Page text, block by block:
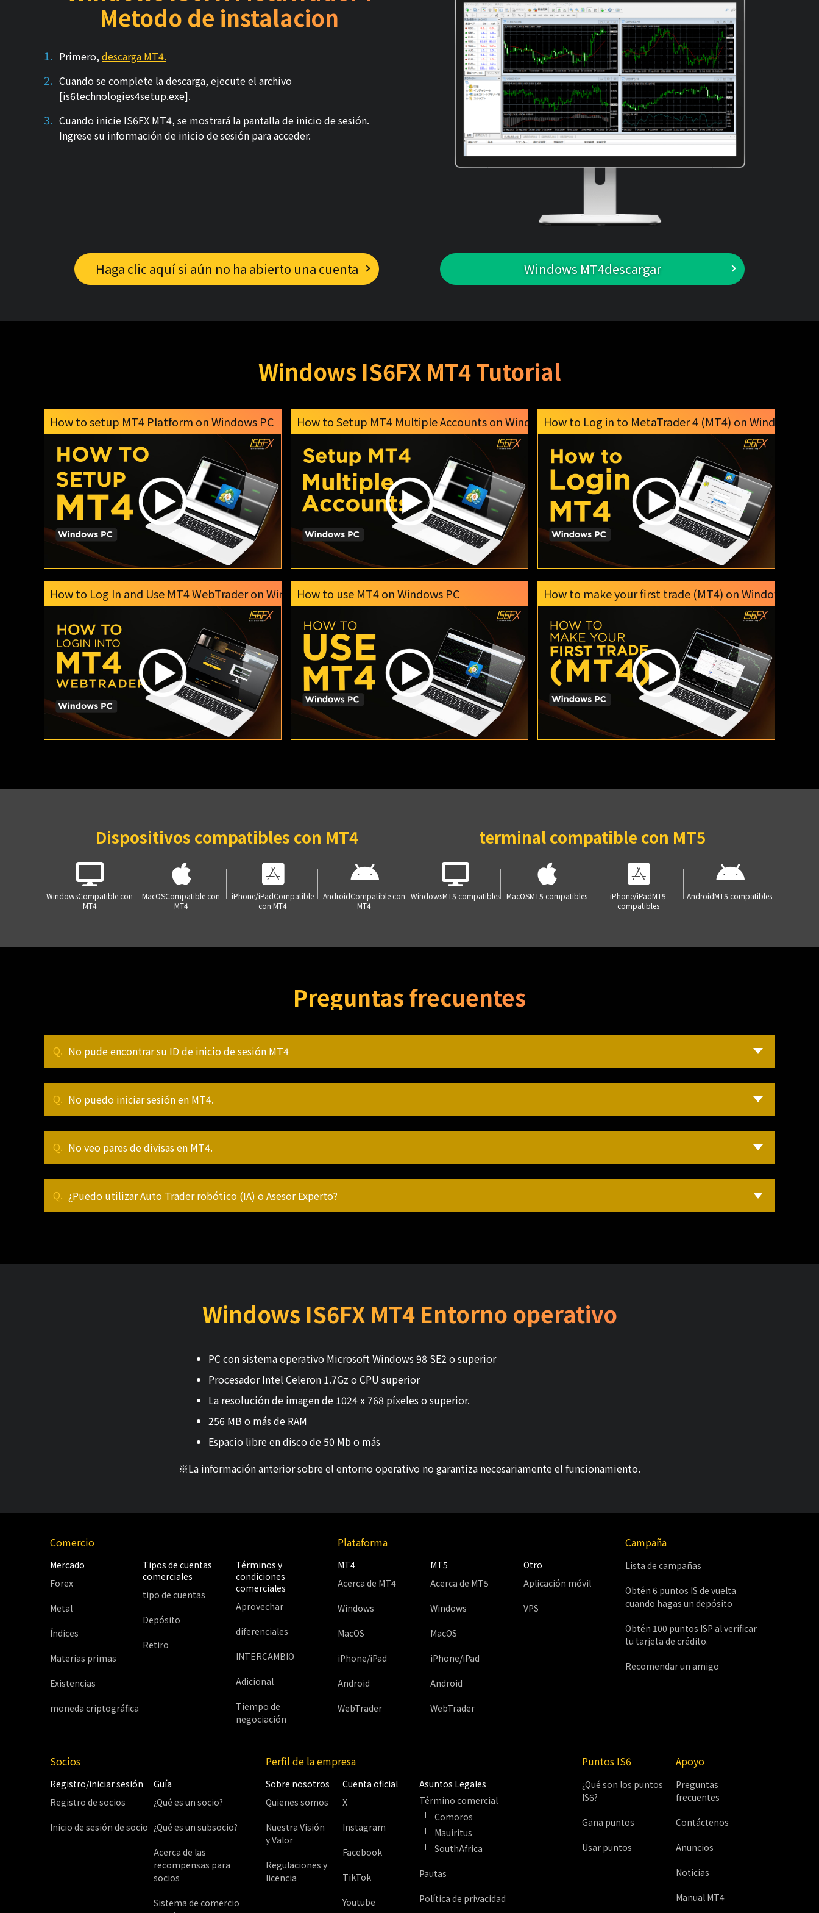
Metodo de instalacion
Primero,descarga MT4.
Cuando se complete la descarga, ejecute el archivo
[is6technologies4setup.exe].
Cuando inicie IS6FX MT4, se mostrará la pantalla de inicio de sesión.
Ingrese su información de inicio de sesión para acceder.
Haga clic aquí si aún no ha abierto una cuenta Windows MT4descargar
Windows IS6FX MT4 Tutorial
How to setup MT4 Platform on Windows PC How to Setup MT4 Multiple Accounts on Windows PCHow to Log in to MetaTrader 4 (MT4) on Windows
How to Log In and Use MT4 WebTrader on Windows PCHow to use MT4 on Windows PC How to make your first trade (MT4) on Windows PC
Dispositivos compatibles con MT4
WindowsCompatible con
MT4
MacOSCompatible con
MT4
iPhone/iPadCompatible
con MT4
AndroidCompatible con
MT4
terminal compatible con MT5
WindowsMT5 compatibles MacOSMT5 compatibles iPhone/iPadMT5
compatibles
AndroidMT5 compatibles
Preguntas frecuentes
No pude encontrar su ID de inicio de sesión MT4
No puedo iniciar sesión en MT4.
No veo pares de divisas en MT4.
¿Puedo utilizar Auto Trader robótico (IA) o Asesor Experto?
Windows IS6FX MT4 Entorno operativo
PC con sistema operativo Microsoft Windows 98 SE2 o superior
Procesador Intel Celeron 1.7Gz o CPU superior
La resolución de imagen de 1024 x 768 píxeles o superior.
256 MB o más de RAM
Espacio libre en disco de 50 Mb o más
※La información anterior sobre el entorno operativo no garantiza necesariamente el funcionamiento.
Comercio
Mercado
Forex
Metal
Índices
Materias primas
Existencias
moneda criptográfica
Tipos de cuentas
comerciales
tipo de cuentas
Depósito
Retiro
Términos y
condiciones
comerciales
Aprovechar
diferenciales
INTERCAMBIO
Adicional
Tiempo de
negociación
Plataforma
MT4
Acerca de MT4
Windows
MacOS
iPhone/iPad
Android
WebTrader
MT5
Acerca de MT5
Windows
MacOS
iPhone/iPad
Android
WebTrader
Otro
Aplicación móvil
VPS
Campaña
Lista de campañas
Obtén 6 puntos IS de vuelta
cuando hagas un depósito
Obtén 100 puntos ISP al verificar
tu tarjeta de crédito.
Recomendar un amigo
Socios
Registro/iniciar sesión
Registro de socios
Inicio de sesión de socio
Guía
¿Qué es un socio?
¿Qué es un subsocio?
Acerca de las
recompensas para
socios
Sistema de comercio
Perfil de la empresa
Sobre nosotros
Quienes somos
Nuestra Visión
y Valor
Regulaciones y
licencia
Cuenta oficial
X
Instagram
Facebook
TikTok
Youtube
Asuntos Legales
Término comercial
Comoros
Mauiritus
SouthAfrica
Pautas
Política de privacidad
Puntos IS6
¿Qué son los puntos
IS6?
Gana puntos
Usar puntos
Apoyo
Preguntas
frecuentes
Contáctenos
Anuncios
Noticias
Manual MT4